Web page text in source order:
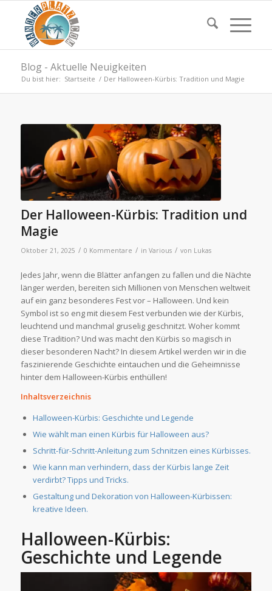
Blog - Aktuelle Neuigkeiten
Du bist hier: Startseite / Der Halloween-Kürbis: Tradition und Magie
Der Halloween-Kürbis: Tradition und
Magie
Oktober 21, 2025 / 0 Kommentare / in Various / von Lukas
Jedes Jahr, wenn die Blätter anfangen zu fallen und die Nächte
länger werden, bereiten sich Millionen von Menschen weltweit
auf ein ganz besonderes Fest vor – Halloween. Und kein
Symbol ist so eng mit diesem Fest verbunden wie der Kürbis,
leuchtend und manchmal gruselig geschnitzt. Woher kommt
diese Tradition? Und was macht den Kürbis so magisch in
dieser besonderen Nacht? In diesem Artikel werden wir in die
faszinierende Geschichte eintauchen und die Geheimnisse
hinter dem Halloween-Kürbis enthüllen!
Inhaltsverzeichnis
Halloween-Kürbis: Geschichte und Legende
Wie wählt man einen Kürbis für Halloween aus?
Schritt-für-Schritt-Anleitung zum Schnitzen eines Kürbisses.
Wie kann man verhindern, dass der Kürbis lange Zeit
verdirbt? Tipps und Tricks.
Gestaltung und Dekoration von Halloween-Kürbissen:
kreative Ideen.
Halloween-Kürbis:
Geschichte und Legende